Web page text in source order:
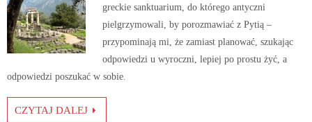
greckie sanktuarium, do którego antyczni
pielgrzymowali, by porozmawiać z Pytią –
przypominają mi, że zamiast planować, szukając
odpowiedzi u wyroczni, lepiej po prostu żyć, a
odpowiedzi poszukać w sobie.
CZYTAJ DALEJ